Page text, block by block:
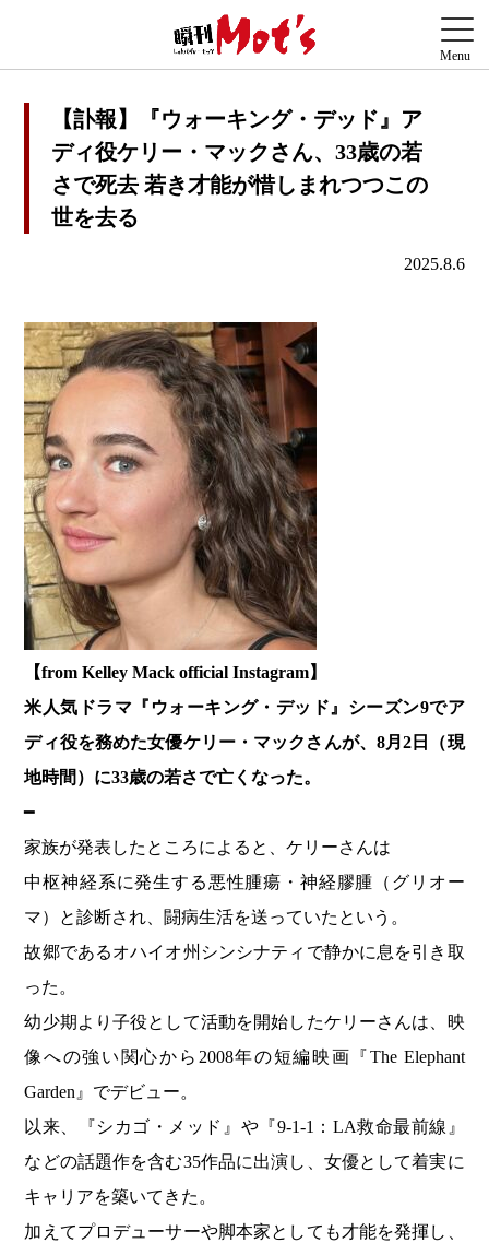
【訃報】『ウォーキング・デッド』ア
ディ役ケリー・マックさん、33歳の若
さで死去 若き才能が惜しまれつつこの
世を去る
2025.8.6
【from Kelley Mack official Instagram】
米人気ドラマ『ウォーキング・デッド』シーズン9でア
ディ役を務めた女優ケリー・マックさんが、8月2日（現
地時間）に33歳の若さで亡くなった。
━
家族が発表したところによると、ケリーさんは
中枢神経系に発生する悪性腫瘍・神経膠腫（グリオー
マ）と診断され、闘病生活を送っていたという。
故郷であるオハイオ州シンシナティで静かに息を引き取
った。
幼少期より子役として活動を開始したケリーさんは、映
像への強い関心から2008年の短編映画『The Elephant
Garden』でデビュー。
以来、『シカゴ・メッド』や『9-1-1：LA救命最前線』
などの話題作を含む35作品に出演し、女優として着実に
キャリアを築いてきた。
加えてプロデューサーや脚本家としても才能を発揮し、